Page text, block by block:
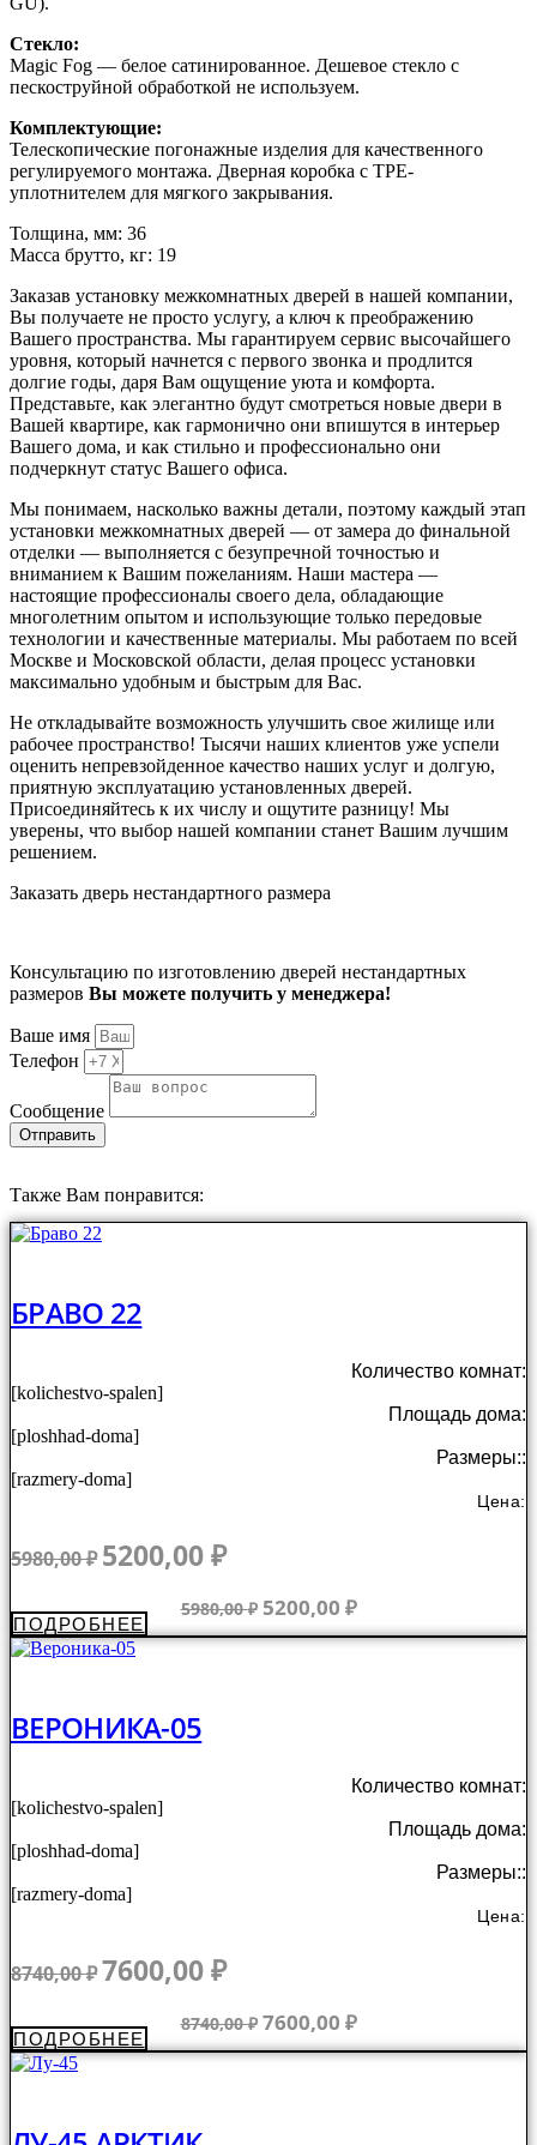
Стекло:
Magic Fog — белое сатинированное. Дешевое стекло с
пескоструйной обработкой не используем.
Комплектующие:
Телескопические погонажные изделия для качественного
регулируемого монтажа. Дверная коробка с TPE-
уплотнителем для мягкого закрывания.
Толщина, мм: 36
Масса брутто, кг: 19
Заказав установку межкомнатных дверей в нашей компании,
Вы получаете не просто услугу, а ключ к преображению
Вашего пространства. Мы гарантируем сервис высочайшего
уровня, который начнется с первого звонка и продлится
долгие годы, даря Вам ощущение уюта и комфорта.
Представьте, как элегантно будут смотреться новые двери в
Вашей квартире, как гармонично они впишутся в интерьер
Вашего дома, и как стильно и профессионально они
подчеркнут статус Вашего офиса.
Мы понимаем, насколько важны детали, поэтому каждый этап
установки межкомнатных дверей — от замера до финальной
отделки — выполняется с безупречной точностью и
вниманием к Вашим пожеланиям. Наши мастера —
настоящие профессионалы своего дела, обладающие
многолетним опытом и использующие только передовые
технологии и качественные материалы. Мы работаем по всей
Москве и Московской области, делая процесс установки
максимально удобным и быстрым для Вас.
Не откладывайте возможность улучшить свое жилище или
рабочее пространство! Тысячи наших клиентов уже успели
оценить непревзойденное качество наших услуг и долгую,
приятную эксплуатацию установленных дверей.
Присоединяйтесь к их числу и ощутите разницу! Мы
уверены, что выбор нашей компании станет Вашим лучшим
решением.
Заказать дверь нестандартного размера
Консультацию по изготовлению дверей нестандартных
размеров Вы можете получить у менеджера!
Ваше имя
Телефон
Сообщение
Отправить
Также Вам понравится:
БРАВО 22
Количество комнат:
[kolichestvo-spalen]
Площадь дома:
[ploshhad-doma]
Размеры::
[razmery-doma]
Цена:
5980,00₽ Первоначальная
цена
составляла
5980,00 ₽.
5200,00₽Текущая
5200,00 ₽.
5980,00₽ Первоначальная
цена
составляла
5200,00 ₽Текущая
цена:
5200,00 ₽.
ПОДРОБНЕЕ
ВЕРОНИКА-05
Количество комнат:
[kolichestvo-spalen]
Площадь дома:
[ploshhad-doma]
Размеры::
[razmery-doma]
Цена:
8740,00₽Первоначальная
цена
составляла
8740,00 ₽.
7600,00₽Текущая
7600,00 ₽.
8740,00₽ Первоначальная
цена
составляла
7600,00 ₽Текущая
цена:
7600,00 ₽.
ПОДРОБНЕЕ